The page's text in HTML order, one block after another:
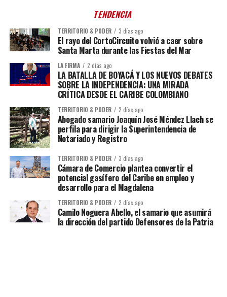
TENDENCIA
TERRITORIO & PODER 3 días ago
El rayo del CortoCircuito volvió a caer sobre
Santa Marta durante las Fiestas del Mar
LA FIRMA 2 días ago
LA BATALLA DE BOYACÁ Y LOS NUEVOS DEBATES
SOBRE LA INDEPENDENCIA: UNA MIRADA
CRÍTICA DESDE EL CARIBE COLOMBIANO
TERRITORIO & PODER 2 días ago
Abogado samario Joaquín José Méndez Llach se
perfila para dirigir la Superintendencia de
Notariado y Registro
TERRITORIO & PODER 3 días ago
Cámara de Comercio plantea convertir el
potencial gasífero del Caribe en empleo y
desarrollo para el Magdalena
TERRITORIO & PODER 2 días ago
Camilo Noguera Abello, el samario que asumirá
la dirección del partido Defensores de la Patria